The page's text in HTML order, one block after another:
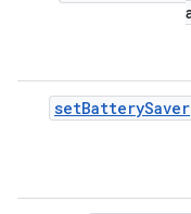
setBatterySaver